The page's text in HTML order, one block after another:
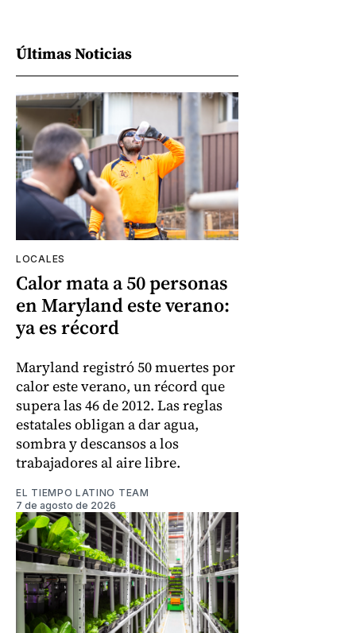
Últimas Noticias
LOCALES
Calor mata a 50 personas
en Maryland este verano:
ya es récord
Maryland registró 50 muertes por
calor este verano, un récord que
supera las 46 de 2012. Las reglas
estatales obligan a dar agua,
sombra y descansos a los
trabajadores al aire libre.
EL TIEMPO LATINO TEAM
7 de agosto de 2026